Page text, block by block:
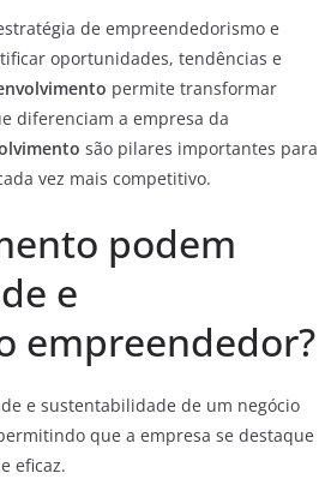
de empreendedorismo e
oportunidades, tendências e
permite transformar
diferenciam a empresa da
são pilares importantes para
vez mais competitivo.
podem
e
empreendedor?
e sustentabilidade de um negócio
que a empresa se destaque
eficaz.